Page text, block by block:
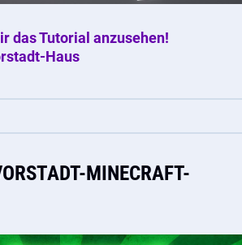
das Tutorial anzusehen!
Haus
MINECRAFT-